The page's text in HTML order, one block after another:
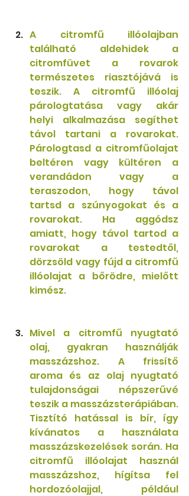
A citromfű illóolajban
található aldehidek a
citromfüvet a rovarok
természetes riasztójává is
teszik. A citromfű illóolaj
párologtatása vagy akár
helyi alkalmazása segíthet
távol tartani a rovarokat.
Párologtasd a citromfűolajat
beltéren vagy kültéren a
verandádon vagy a
teraszodon, hogy távol
tartsd a szúnyogokat és a
rovarokat. Ha aggódsz
amiatt, hogy távol tartod a
rovarokat a testedtől,
dörzsöld vagy fújd a citromfű
illóolajat a bőrödre, mielőtt
kimész.
Mivel a citromfű nyugtató
olaj, gyakran használják
masszázshoz. A frissítő
aroma és az olaj nyugtató
tulajdonságai népszerűvé
teszik a masszázsterápiában.
Tisztító hatással is bír, így
kívánatos a használata
masszázskezelések során. Ha
citromfű illóolajat használ
masszázshoz, hígítsa fel